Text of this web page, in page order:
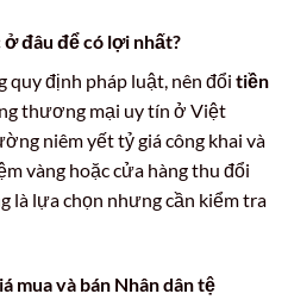
đâu để có lợi nhất?
quy định pháp luật, nên đổi tiền
thương mại uy tín ở Việt
niêm yết tỷ giá công khai và
vàng hoặc cửa hàng thu đổi
là lựa chọn nhưng cần kiểm tra
mua và bán Nhân dân tệ